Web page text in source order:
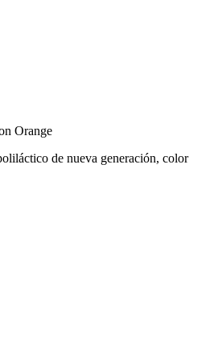
Orange
de nueva generación, color